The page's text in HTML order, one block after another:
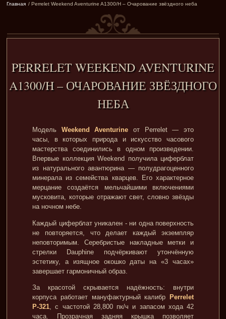
Главная / Perrelet Weekend Aventurine A1300/H – Очарование звёздного неба
PERRELET WEEKEND AVENTURINE
A1300/H – ОЧАРОВАНИЕ ЗВЁЗДНОГО
НЕБА
Модель Weekend Aventurine от Perrelet — это
часы, в которых природа и искусство часового
мастерства соединились в одном произведении.
Впервые коллекция Weekend получила циферблат
из натурального авантюрина — полудрагоценного
минерала из семейства кварцев. Его характерное
мерцание создаётся мельчайшими включениями
мусковита, которые отражают свет, словно звёзды
на ночном небе.
Каждый циферблат уникален - ни одна поверхность
не повторяется, что делает каждый экземпляр
неповторимым. Серебристые накладные метки и
стрелки Dauphine подчёркивают утончённую
эстетику, а изящное окошко даты на «3 часах»
завершает гармоничный образ.
За красотой скрывается надёжность: внутри
корпуса работает мануфактурный калибр
Perrelet
P-321 , с частотой 28,800 пк/ч и запасом хода 42
часа. Прозрачная задняя крышка позволяет